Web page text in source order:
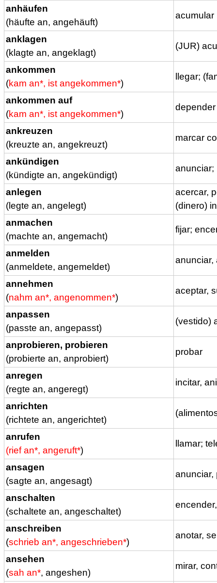
anhäufen
(häufte an, angehäuft)
acumular
anklagen
(klagte an, angeklagt)
(JUR)
ankommen
(kam an*, ist angekommen*)
llegar;
ankommen auf
(kam an*, ist angekommen*)
ankreuzen
(kreuzte an, angekreuzt)
marcar
ankündigen
(kündigte an, angekündigt)
anunciar;
anlegen
(legte an, angelegt)
acercar,
(dinero)
anmachen
(machte an, angemacht)
fijar;
anmelden
(anmeldete, angemeldet)
anunciar,
annehmen
(nahm an*, angenommen*)
aceptar,
anpassen
(passte an, angepasst)
(vestido)
anprobieren, probieren
(probierte an, anprobiert)
probar
anregen
(regte an, angeregt)
incitar,
anrichten
(richtete an, angerichtet)
anrufen
(rief an*, angeruft*)
llamar;
ansagen
(sagte an, angesagt)
anunciar,
anschalten
(schaltete an, angeschaltet)
anschreiben
(schrieb an*, angeschrieben*)
anotar,
ansehen
(sah an*, angeshen)
mirar,